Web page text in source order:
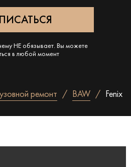
НЕ обязывает. Вы можете
в любой момент
ремонт BAW Fenix